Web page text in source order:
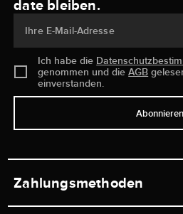
date bleiben.
Ihre E-Mail-Adresse
Ich habe die
genommen und dieAGB
einverstanden.
Abonnieren
Zahlungsmethoden